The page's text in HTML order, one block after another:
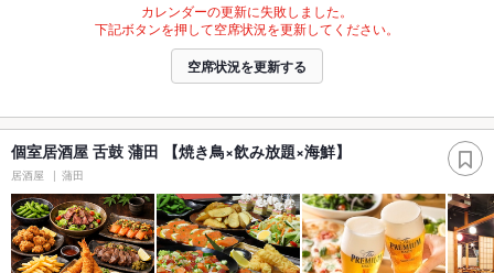
カレンダーの更新に失敗しました。
下記ボタンを押して空席状況を更新してください。
空席状況を更新する
個室居酒屋 舌鼓 蒲田 【焼き鳥×飲み放題×海鮮】
居酒屋 蒲田